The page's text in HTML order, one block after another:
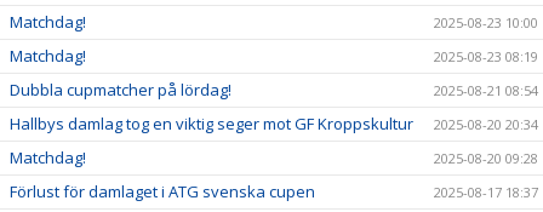
Matchdag! 2025-08-23 10:00
Matchdag! 2025-08-23 08:19
Dubbla cupmatcher på lördag! 2025-08-21 08:54
Hallbys damlag tog en viktig seger mot GF Kroppskultur 2025-08-20 20:34
Matchdag! 2025-08-20 09:28
Förlust för damlaget i ATG svenska cupen 2025-08-17 18:37